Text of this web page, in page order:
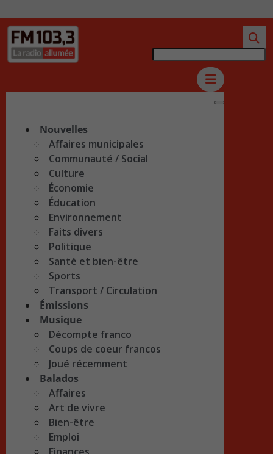
Nouvelles
Affaires municipales
Communauté / Social
Culture
Économie
Éducation
Environnement
Faits divers
Politique
Santé et bien-être
Sports
Transport / Circulation
Émissions
Musique
Décompte franco
Coups de coeur francos
Joué récemment
Balados
Affaires
Art de vivre
Bien-être
Emploi